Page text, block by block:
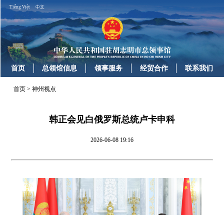
Tiếng Việt 中文
首页 总领馆信息 领事服务 经贸合作 联系我们
首页 >神州视点
韩正会见白俄罗斯总统卢卡申科
2026-06-08 19:16